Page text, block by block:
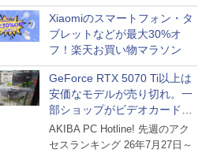
騰 [8月前半のメモリ価格]
Xiaomiのスマートフォン・タ
ブレットなどが最大30%オ
フ！楽天お買い物マラソン
GeForce RTX 5070 Ti以上は
安価なモデルが売り切れ。一
部ショップがビデオカードの
購入制限を実施したニュース
が注目を集める
AKIBA PC Hotline! 先週のアク
セスランキング 26年7月27日～